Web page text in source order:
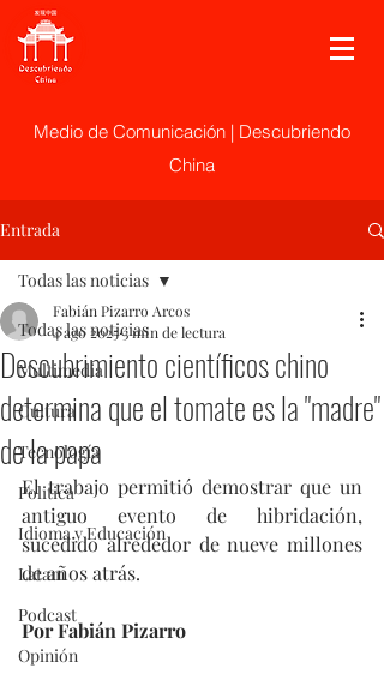
Medio de Comunicación | Descubriendo
China
Entrada
Todas las noticias
Multimedia
Cultura
Tecnología
Politica
Idioma y Educación
Latam
Podcast
Opinión
Todas las noticias
Descubrimiento científicos chino
determina que el tomate es la "madre"
de la papa
Fabián Pizarro Arcos
4 ago 20253 min de lectura
El trabajo permitió demostrar que un
antiguo evento de hibridación,
sucedido alrededor de nueve millones
de años atrás.
Por Fabián Pizarro